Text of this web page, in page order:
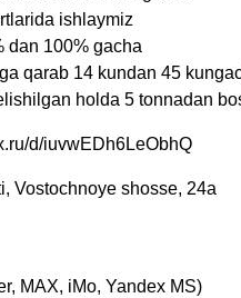
ishlaymiz
dan 100% gacha
qarab 14 kundan 45
holda 5 tonnadan
d/iuvwEDh6LeObhQ
Vostochnoye shosse, 24a
MAX, iMo, Yandex MS)